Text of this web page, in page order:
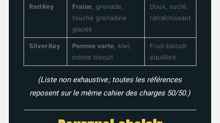
Red Key Fraise , grenade,
touche grenadine
glacée
Doux, sucré,
rafraîchissant
Silver Key Pomme verte , kiwi,
crème biscuit
Fruit‑biscuit
équilibré
(Liste non exhaustive ; toutes les références
reposent sur le même cahier des charges 50/50.)